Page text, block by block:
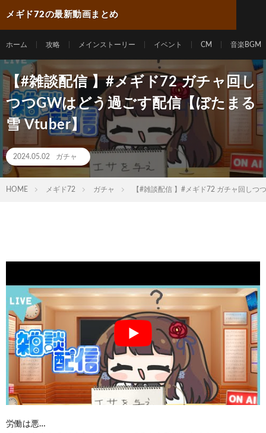
メギド72の最新動画まとめ
ホーム 攻略 メインストーリー イベント CM 音楽BGM
【#雑談配信 】#メギド72 ガチャ回し
つつGWはどう過ごす配信【ぼたまる
雪 Vtuber】
2024.05.02 ガチャ
HOME メギド72 ガチャ 【#雑談配信 】#メギド72 ガチャ回しつ
労働は悪…